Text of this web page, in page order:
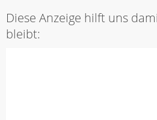
Diese Anzeige hilft uns
bleibt: